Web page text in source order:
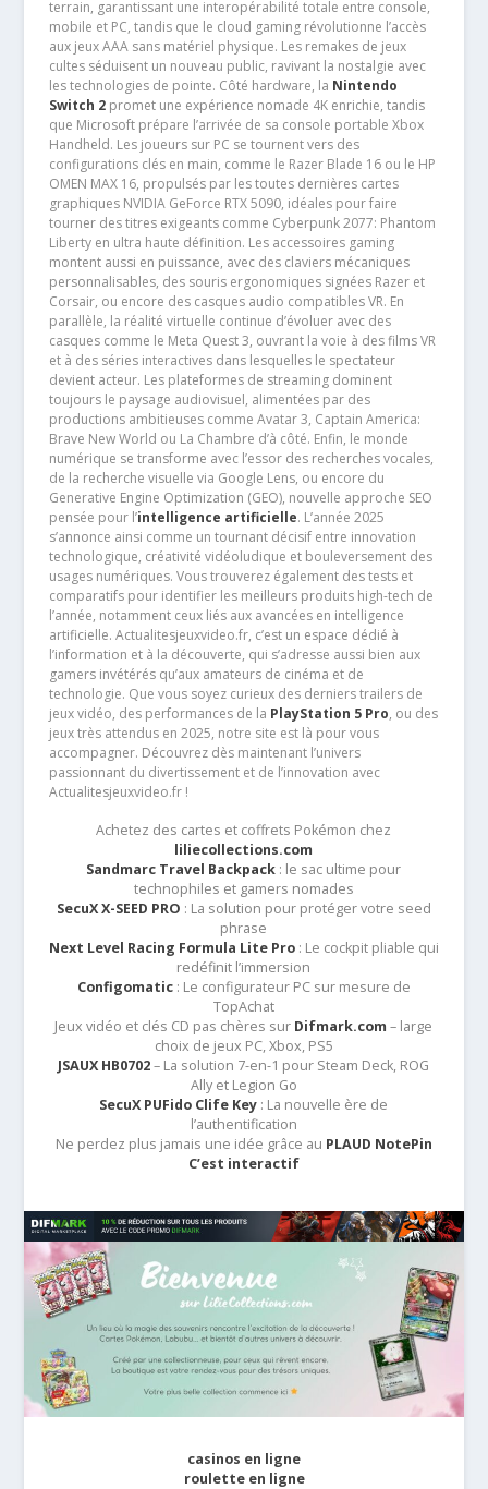
terrain, garantissant une interopérabilité totale entre console,
mobile et PC, tandis que le cloud gaming révolutionne l’accès
aux jeux AAA sans matériel physique. Les remakes de jeux
cultes séduisent un nouveau public, ravivant la nostalgie avec
les technologies de pointe. Côté hardware, la Nintendo
Switch 2promet une expérience nomade 4K enrichie, tandis
que Microsoft prépare l’arrivée de sa console portable Xbox
Handheld. Les joueurs sur PC se tournent vers des
configurations clés en main, comme le Razer Blade 16 ou le HP
OMEN MAX 16, propulsés par les toutes dernières cartes
graphiques NVIDIA GeForce RTX 5090, idéales pour faire
tourner des titres exigeants comme Cyberpunk 2077: Phantom
Liberty en ultra haute définition. Les accessoires gaming
montent aussi en puissance, avec des claviers mécaniques
personnalisables, des souris ergonomiques signées Razer et
Corsair, ou encore des casques audio compatibles VR. En
parallèle, la réalité virtuelle continue d’évoluer avec des
casques comme le Meta Quest 3, ouvrant la voie à des films VR
et à des séries interactives dans lesquelles le spectateur
devient acteur. Les plateformes de streaming dominent
toujours le paysage audiovisuel, alimentées par des
productions ambitieuses comme Avatar 3, Captain America:
Brave New World ou La Chambre d’à côté. Enfin, le monde
numérique se transforme avec l’essor des recherches vocales,
de la recherche visuelle via Google Lens, ou encore du
Generative Engine Optimization (GEO), nouvelle approche SEO
pensée pour l’intelligence artificielle. L’année 2025
s’annonce ainsi comme un tournant décisif entre innovation
technologique, créativité vidéoludique et bouleversement des
usages numériques. Vous trouverez également des tests et
comparatifs pour identifier les meilleurs produits high-tech de
l’année, notamment ceux liés aux avancées en intelligence
artificielle. Actualitesjeuxvideo.fr, c’est un espace dédié à
l’information et à la découverte, qui s’adresse aussi bien aux
gamers invétérés qu’aux amateurs de cinéma et de
technologie. Que vous soyez curieux des derniers trailers de
jeux vidéo, des performances de la PlayStation 5 Pro, ou des
jeux très attendus en 2025, notre site est là pour vous
accompagner. Découvrez dès maintenant l’univers
passionnant du divertissement et de l’innovation avec
Actualitesjeuxvideo.fr !
Achetez des cartes et coffrets Pokémon chez
liliecollections.com
Sandmarc Travel Backpack : le sac ultime pour
technophiles et gamers nomades
SecuX X-SEED PRO : La solution pour protéger votre seed
phrase
Next Level Racing Formula Lite Pro: Le cockpit pliable qui
redéfinit l’immersion
Configomatic: Le configurateur PC sur mesure de
TopAchat
Jeux vidéo et clés CD pas chères sur Difmark.com – large
choix de jeux PC, Xbox, PS5
JSAUX HB0702– La solution 7-en-1 pour Steam Deck, ROG
Ally et Legion Go
SecuX PUFido Clife Key : La nouvelle ère de
l’authentification
Ne perdez plus jamais une idée grâce au PLAUD NotePin
C’est interactif
casinos en ligne
roulette en ligne